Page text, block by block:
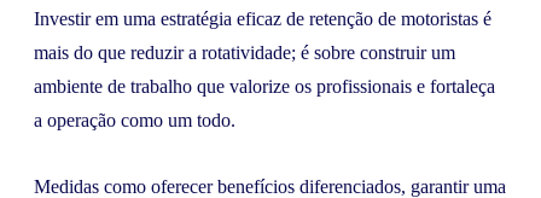
Investir em uma estratégia eficaz de retenção de motoristas é
mais do que reduzir a rotatividade; é sobre construir um
ambiente de trabalho que valorize os profissionais e fortaleça
a operação como um todo.
Medidas como oferecer benefícios diferenciados, garantir uma